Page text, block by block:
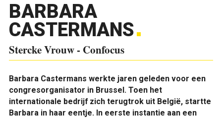
BARBARA
CASTERMANS
Stercke Vrouw - Confocus
Barbara Castermans werkte jaren geleden voor een
congresorganisator in Brussel. Toen het
internationale bedrijf zich terugtrok uit België, startte
Barbara in haar eentje. In eerste instantie aan een